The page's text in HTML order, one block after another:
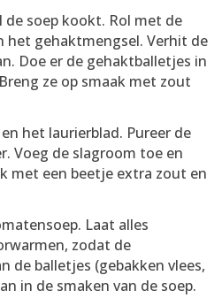
soep kookt. Rol met de
het gehaktmengsel. Verhit de
Doe er de gehaktballetjes in
ze op smaak met zout
het laurierblad. Pureer de
Voeg de slagroom toe en
met een beetje extra zout en
Laat alles
zodat de
de balletjes (gebakken vlees,
in de smaken van de soep.